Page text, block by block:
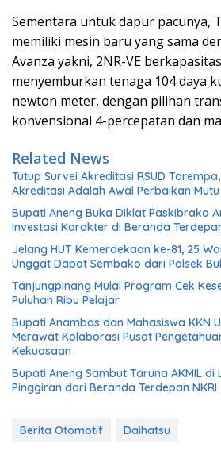
Sementara untuk dapur pacunya,
memiliki mesin baru yang sama
Avanza yakni, 2NR-VE
menyemburkan tenaga 104 daya
newton meter, dengan pilihan
konvensional 4-percepatan dan
Related News
Tutup Survei Akreditasi RSUD
Akreditasi Adalah Awal Perbaikan Mutu
Bupati Aneng Buka Diklat Paskibraka
Investasi Karakter di Beranda
Jelang HUT Kemerdekaan ke-81, 25
Unggat Dapat Sembako dari Polsek
Tanjungpinang Mulai Program Cek
Puluhan Ribu Pelajar
Bupati Anambas dan Mahasiswa KKN
Merawat Kolaborasi Pusat
Kekuasaan
Bupati Aneng Sambut Taruna AKMIL di
Pinggiran dari Beranda Terdepan NKRI
Berita Otomotif Daihatsu